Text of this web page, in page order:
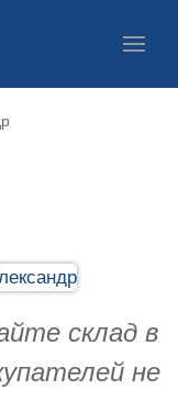
склад в
не